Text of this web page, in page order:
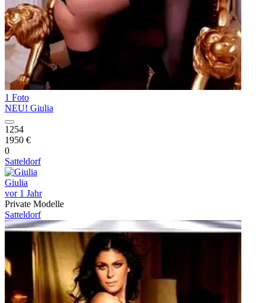
1 Foto
NEU! Giulia
1254
1950 €
0
Satteldorf
Giulia
vor 1 Jahr
Private Modelle
Satteldorf